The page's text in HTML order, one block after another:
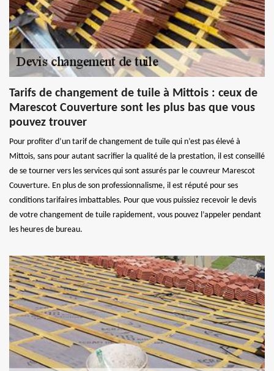
Tarifs de changement de tuile à Mittois : ceux de
Marescot Couverture sont les plus bas que vous
pouvez trouver
Pour profiter d’un tarif de changement de tuile qui n’est pas élevé à
Mittois, sans pour autant sacrifier la qualité de la prestation, il est conseillé
de se tourner vers les services qui sont assurés par le couvreur Marescot
Couverture. En plus de son professionnalisme, il est réputé pour ses
conditions tarifaires imbattables. Pour que vous puissiez recevoir le devis
de votre changement de tuile rapidement, vous pouvez l’appeler pendant
les heures de bureau.